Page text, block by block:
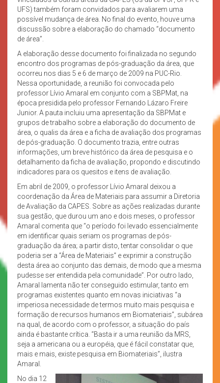
UFS) também foram convidados para avaliarem uma
possível mudança de área. No final do evento, houve uma
discussão sobre a elaboração do chamado “documento
de área”.
A elaboração desse documento foi finalizada no segundo
encontro dos programas de pós-graduação da área, que
ocorreu nos dias 5 e 6 de março de 2009 na PUC-Rio.
Nessa oportunidade, a reunião foi convocada pelo
professor Lívio Amaral em conjunto com a SBPMat, na
época presidida pelo professor Fernando Lázaro Freire
Junior. A pauta incluiu uma apresentação da SBPMat e
grupos de trabalho sobre a elaboração do documento de
área, o qualis da área e a ficha de avaliação dos programas
de pós-graduação. O documento trazia, entre outras
informações, um breve histórico da área de pesquisa e o
detalhamento da ficha de avaliação, propondo e discutindo
indicadores para os quesitos e itens de avaliação.
Em abril de 2009, o professor Lívio Amaral deixou a
coordenação da Área de Materiais para assumir a Diretoria
de Avaliação da CAPES. Sobre as ações realizadas durante
sua gestão, que durou um ano e dois meses, o professor
Amaral comenta que “o período foi levado essencialmente
em identificar quais seriam os programas de pós-
graduação da área; a partir disto, tentar consolidar o que
poderia ser a “Área de Materiais” e exprimir a construção
desta área ao conjunto das demais, de modo que a mesma
pudesse ser entendida pela comunidade”. Por outro lado,
Amaral lamenta não ter conseguido estimular, tanto em
programas existentes quanto em novas iniciativas “a
imperiosa necessidade de termos muito mais pesquisa e
formação de recursos humanos em Biomateriais”, subárea
na qual, de acordo com o professor, a situação do país
ainda é bastante crítica. “Basta ir a uma reunião da MRS,
seja a americana ou a européia, que é fácil constatar que,
mais e mais, existe pesquisa em Biomateriais”, ilustra
Amaral.
No dia 12